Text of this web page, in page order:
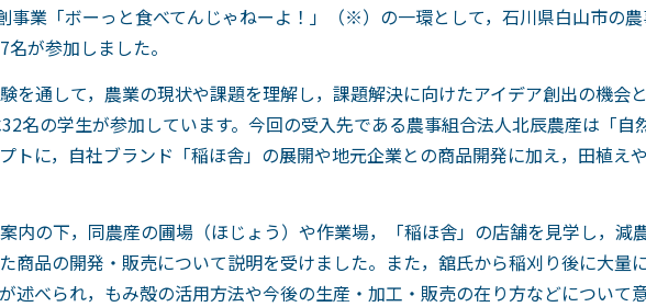
事業「ボーっと食べてんじゃねーよ！」（※）の一環として，石川県白山市の
が参加しました。
を通して，農業の現状や課題を理解し，課題解決に向けたアイデア創出の機会
名の学生が参加しています。今回の受入先である農事組合法人北辰農産は「自
トに，自社ブランド「稲ほ舎」の展開や地元企業との商品開発に加え，田植え
内の下，同農産の圃場（ほじょう）や作業場，「稲ほ舎」の店舗を見学し，減
商品の開発・販売について説明を受けました。また，舘氏から稲刈り後に大量
述べられ，もみ殻の活用方法や今後の生産・加工・販売の在り方などについて